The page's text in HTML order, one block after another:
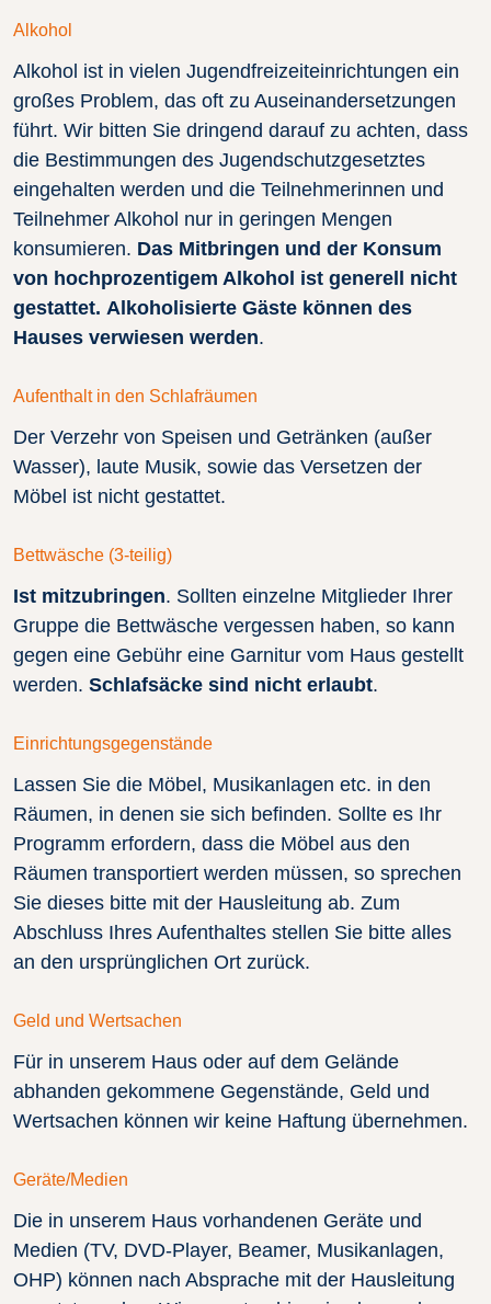
Alkohol
Alkohol ist in vielen Jugendfreizeiteinrichtungen ein
großes Problem, das oft zu Auseinandersetzungen
führt. Wir bitten Sie dringend darauf zu achten, dass
die Bestimmungen des Jugendschutzgesetztes
eingehalten werden und die Teilnehmerinnen und
Teilnehmer Alkohol nur in geringen Mengen
konsumieren. Das Mitbringen und der Konsum
von hochprozentigem Alkohol ist generell nicht
gestattet. Alkoholisierte Gäste können des
Hauses verwiesen werden.
Aufenthalt in den Schlafräumen
Der Verzehr von Speisen und Getränken (außer
Wasser), laute Musik, sowie das Versetzen der
Möbel ist nicht gestattet.
Bettwäsche (3-teilig)
Ist mitzubringen. Sollten einzelne Mitglieder Ihrer
Gruppe die Bettwäsche vergessen haben, so kann
gegen eine Gebühr eine Garnitur vom Haus gestellt
werden. Schlafsäcke sind nicht erlaubt.
Einrichtungsgegenstände
Lassen Sie die Möbel, Musikanlagen etc. in den
Räumen, in denen sie sich befinden. Sollte es Ihr
Programm erfordern, dass die Möbel aus den
Räumen transportiert werden müssen, so sprechen
Sie dieses bitte mit der Hausleitung ab. Zum
Abschluss Ihres Aufenthaltes stellen Sie bitte alles
an den ursprünglichen Ort zurück.
Geld und Wertsachen
Für in unserem Haus oder auf dem Gelände
abhanden gekommene Gegenstände, Geld und
Wertsachen können wir keine Haftung übernehmen.
Geräte/Medien
Die in unserem Haus vorhandenen Geräte und
Medien (TV, DVD-Player, Beamer, Musikanlagen,
OHP) können nach Absprache mit der Hausleitung